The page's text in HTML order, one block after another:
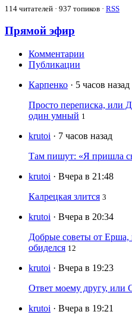
114 читателей · 937 топиков · RSS
Прямой эфир
Комментарии
Публикации
Карпенко · 5 часов назад
Просто переписка, или
один умный 1
krutoi · 7 часов назад
Там пишут: «Я пришла
krutoi · Вчера в 21:48
Калрецкая злится 3
krutoi · Вчера в 20:34
Добрые советы от
обиделся 12
krutoi · Вчера в 19:23
Ответ моему другу, или
krutoi · Вчера в 19:21